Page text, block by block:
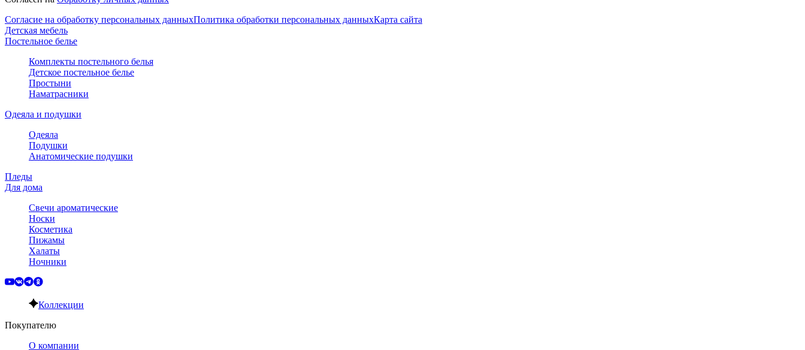
Согласие на обработку персональных данныхПолитика обработки персональных данныхКарта сайта
Детская мебель
Постельное белье
Комплекты постельного белья
Детское постельное белье
Простыни
Наматрасники
Одеяла и подушки
Одеяла
Подушки
Анатомические подушки
Пледы
Для дома
Свечи ароматические
Носки
Косметика
Пижамы
Халаты
Ночники
Коллекции
Покупателю
О компании